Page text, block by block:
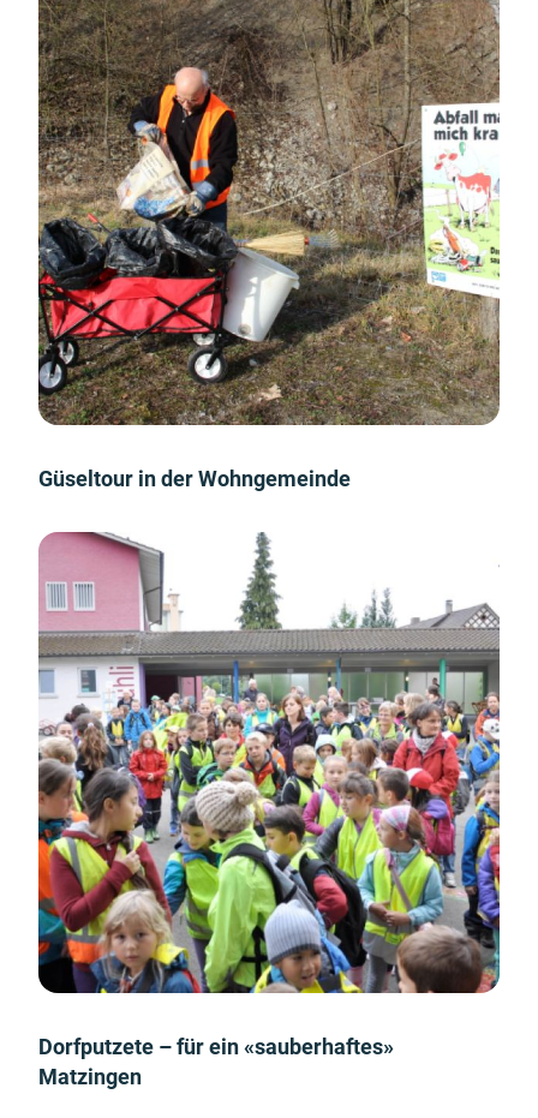
Güseltour in der Wohngemeinde
Dorfputzete – für ein «sauberhaftes»
Matzingen